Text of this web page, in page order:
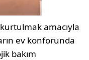
amacıyla
ev konforunda
bakım